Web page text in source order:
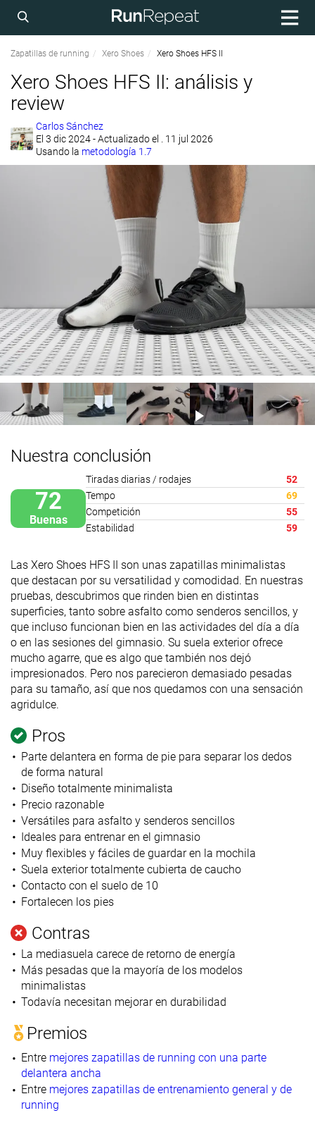
Zapatillas de running Xero Shoes Xero Shoes HFS II
Xero Shoes HFS II: análisis y
review
Carlos Sánchez
El 3 dic 2024- Actualizado el . 11 jul 2026
Usando la metodología 1.7
Nuestra conclusión
72
Buenas
Tiradas diarias / rodajes
52
Tempo
69
Competición
55
Estabilidad
59
Las Xero Shoes HFS II son unas zapatillas minimalistas
que destacan por su versatilidad y comodidad. En nuestras
pruebas, descubrimos que rinden bien en distintas
superficies, tanto sobre asfalto como senderos sencillos, y
que incluso funcionan bien en las actividades del día a día
o en las sesiones del gimnasio. Su suela exterior ofrece
mucho agarre, que es algo que también nos dejó
impresionados. Pero nos parecieron demasiado pesadas
para su tamaño, así que nos quedamos con una sensación
agridulce.
Pros
Parte delantera en forma de pie para separar los dedos
de forma natural
Diseño totalmente minimalista
Precio razonable
Versátiles para asfalto y senderos sencillos
Ideales para entrenar en el gimnasio
Muy flexibles y fáciles de guardar en la mochila
Suela exterior totalmente cubierta de caucho
Contacto con el suelo de 10
Fortalecen los pies
Contras
La mediasuela carece de retorno de energía
Más pesadas que la mayoría de los modelos
minimalistas
Todavía necesitan mejorar en durabilidad
Premios
Entre mejores zapatillas de running con una parte
delantera ancha
Entre mejores zapatillas de entrenamiento general y de
running